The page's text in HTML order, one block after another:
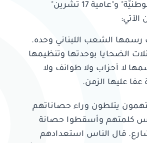
صدر عن "الكتلة الوطنيّة" و"عامية 17 تشرين"
الآتي:
4 آب رسمها الشعب اللبناني وحده.
الضحايا بوحدتها وتنظيمها
لا أحزاب ولا طوائف ولا
عفا عليها الزمن.
يتلطون وراء حصاناتهم
كلمتهم وأسقطوا حصانة
قال الناس استعدادهم